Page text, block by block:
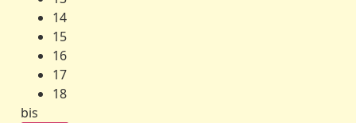
14
15
16
17
18
bis